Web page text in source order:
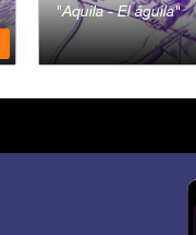
Aquila - El águila